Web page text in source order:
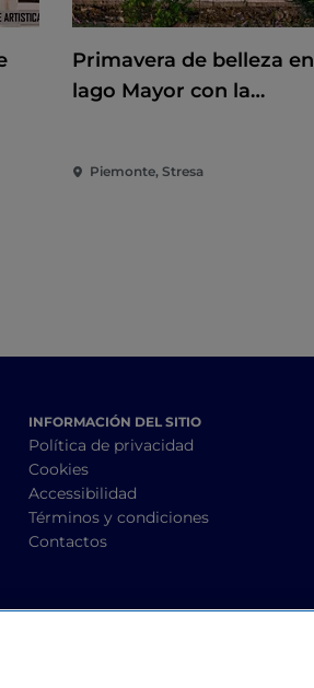
Primavera de belleza
lago Mayor con la
Piemonte, Stresa
INFORMACIÓN DEL SITIO
Política de privacidad
Cookies
Accessibilidad
Términos y condiciones
Contactos